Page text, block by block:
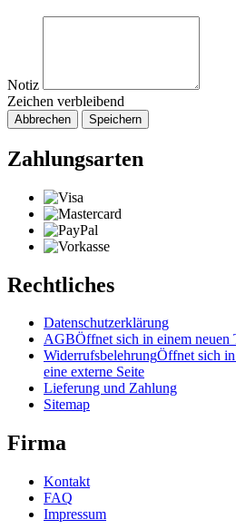
Notiz
Zeichen verbleibend
Abbrechen Speichern
Zahlungsarten
Rechtliches
Datenschutzerklärung
AGBÖffnet sich in einem neuen
WiderrufsbelehrungÖffnet sich
eine externe Seite
Lieferung und Zahlung
Sitemap
Firma
Kontakt
FAQ
Impressum